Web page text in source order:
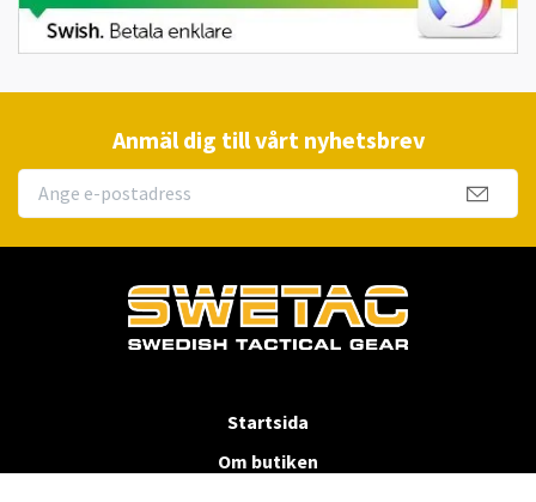
Anmäl dig till vårt nyhetsbrev
Startsida
Om butiken